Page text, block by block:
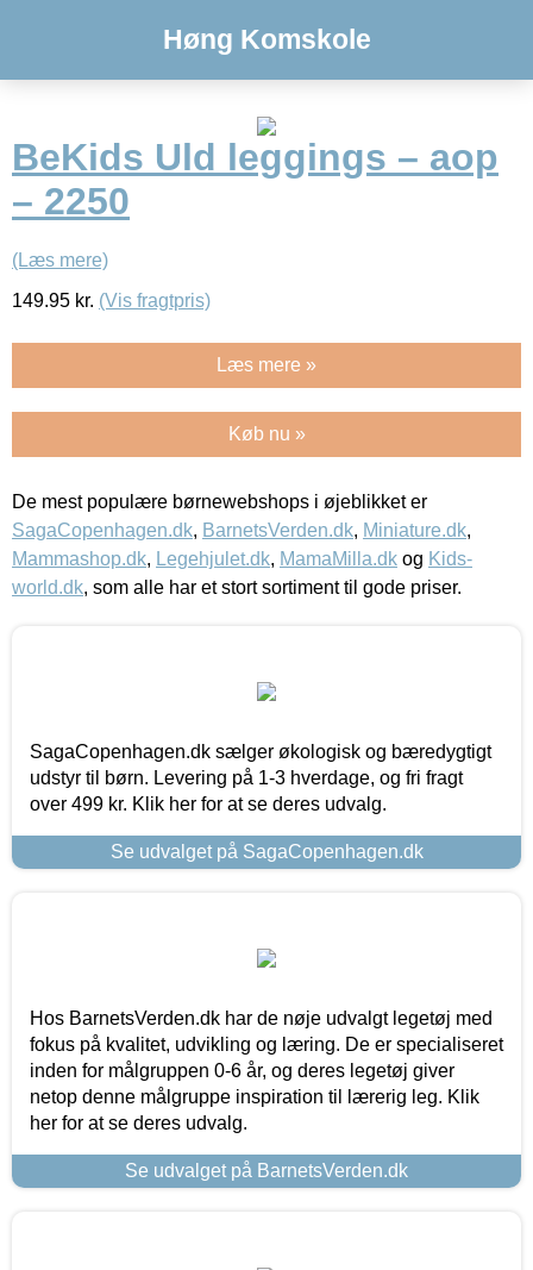
Høng Komskole
BeKids Uld leggings – aop
– 2250
(Læs mere)
149.95 kr. (Vis fragtpris)
Læs mere »
Køb nu »
De mest populære børnewebshops i øjeblikket er
SagaCopenhagen.dk, BarnetsVerden.dk, Miniature.dk,
Mammashop.dk, Legehjulet.dk, MamaMilla.dk og Kids-
world.dk, som alle har et stort sortiment til gode priser.
SagaCopenhagen.dk sælger økologisk og bæredygtigt
udstyr til børn. Levering på 1-3 hverdage, og fri fragt
over 499 kr. Klik her for at se deres udvalg.
Se udvalget på SagaCopenhagen.dk
Hos BarnetsVerden.dk har de nøje udvalgt legetøj med
fokus på kvalitet, udvikling og læring. De er specialiseret
inden for målgruppen 0-6 år, og deres legetøj giver
netop denne målgruppe inspiration til lærerig leg. Klik
her for at se deres udvalg.
Se udvalget på BarnetsVerden.dk